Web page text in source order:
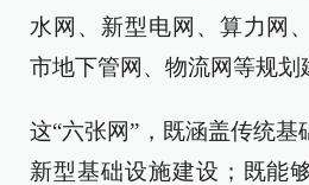
水网、新型电网、算力网
市地下管网、物流网等规划
这“六张网”，既涵盖传统
新型基础设施建设；既能